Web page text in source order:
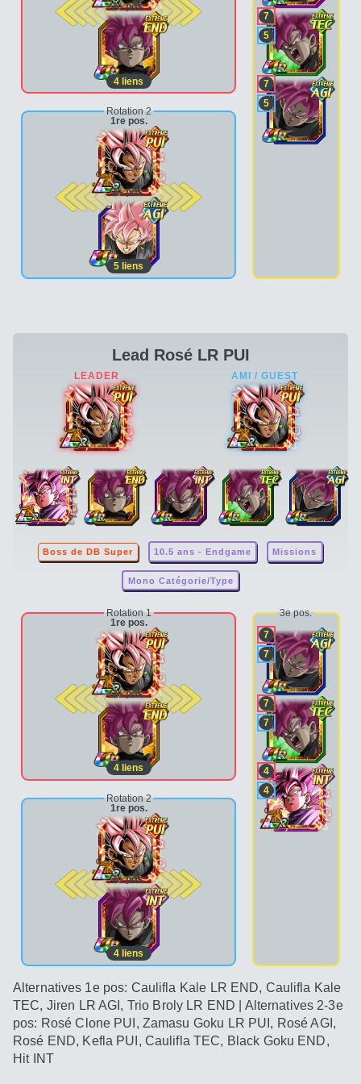
2e pos.
4 liens
Rotation 2
1re pos.
2e pos.
5 liens
7
5
7
5
Lead Rosé LR PUI
Boss de DB Super 10.5 ans - Endgame Missions
Mono Catégorie/Type
Rotation 1
1re pos.
2e pos.
4 liens
Rotation 2
1re pos.
2e pos.
4 liens
3e pos.
7
7
7
7
4
4
Alternatives 1e pos: Caulifla Kale LR END, Caulifla Kale
TEC, Jiren LR AGI, Trio Broly LR END | Alternatives 2-3e
pos: Rosé Clone PUI, Zamasu Goku LR PUI, Rosé AGI,
Rosé END, Kefla PUI, Caulifla TEC, Black Goku END,
Hit INT